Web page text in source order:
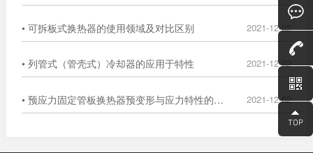
• 可拆板式换热器的使用领域及对比区别 2021-12-02
• 列管式（管壳式）冷却器的应用于特性 2021-12-02
• 预应力固定管板换热器预变形与应力特性的数值分析 2021-12-02